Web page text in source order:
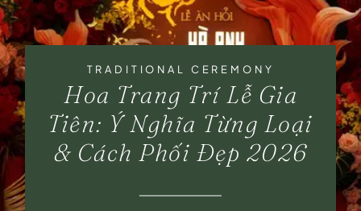
TRADITIONAL CEREMONY
Hoa Trang Trí Lễ Gia
Tiên: Ý Nghĩa Từng Loại
& Cách Phối Đẹp 2026